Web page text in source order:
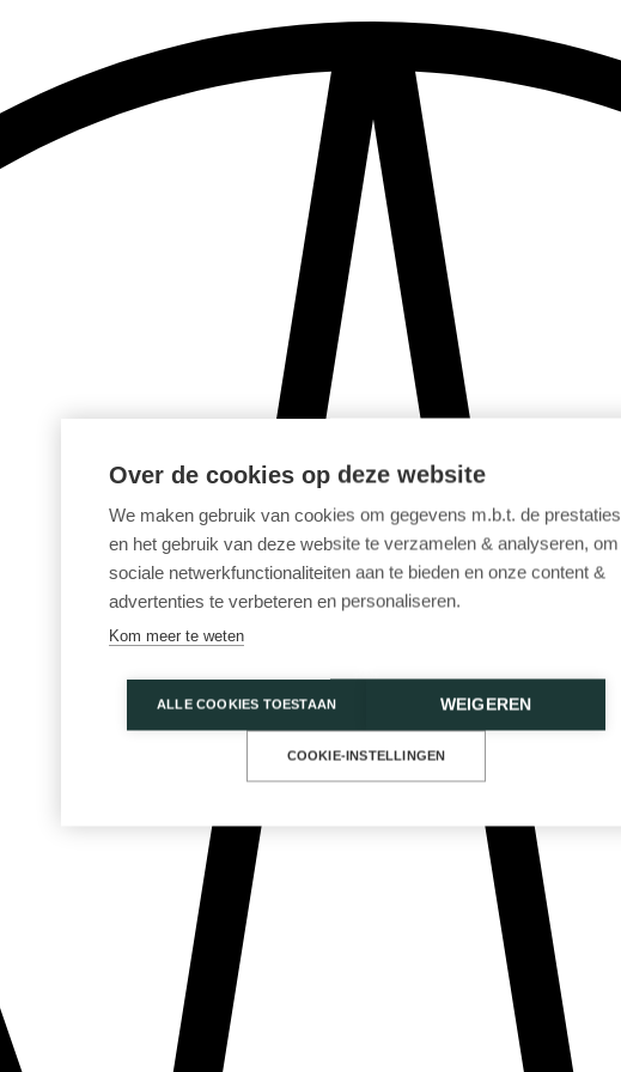
Over de cookies op deze website
We maken gebruik van cookies om gegevens m.b.t. de prestaties
en het gebruik van deze website te verzamelen & analyseren, om
sociale netwerkfunctionaliteiten aan te bieden en onze content &
advertenties te verbeteren en personaliseren.
Kom meer te weten
ALLE COOKIES TOESTAAN WEIGEREN
COOKIE-INSTELLINGEN